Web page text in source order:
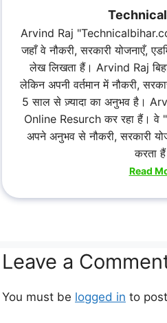
Arvind Raj
जहाँ वे नौकरी, सरकारी योजनाएँ,
लेख लिखता हैं। Arvind Raj
लेकिन अपनी वर्तमान में नौकरी,
5 साल से ज़्यादा का अनुभव है।
Online Resurch कर रहा हैं।
अपने अनुभव से नौकरी, सरकारी
करता
Read
Leave a
You must be logged in to